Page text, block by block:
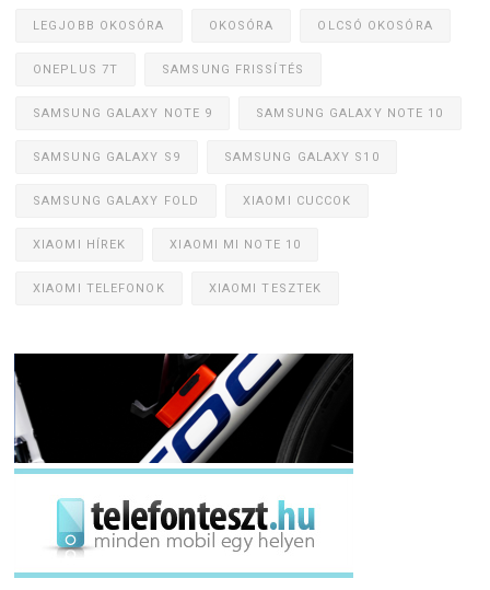
LEGJOBB OKOSÓRA OKOSÓRA OLCSÓ OKOSÓRA
ONEPLUS 7T SAMSUNG FRISSÍTÉS
SAMSUNG GALAXY NOTE 9 SAMSUNG GALAXY NOTE 10
SAMSUNG GALAXY S9 SAMSUNG GALAXY S10
SAMSUNG GALAXY FOLD XIAOMI CUCCOK
XIAOMI HÍREK XIAOMI MI NOTE 10
XIAOMI TELEFONOK XIAOMI TESZTEK